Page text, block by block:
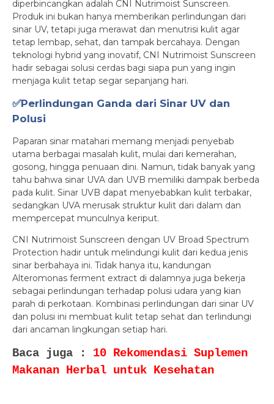
diperbincangkan adalah CNI Nutrimoist Sunscreen.
Produk ini bukan hanya memberikan perlindungan dari
sinar UV, tetapi juga merawat dan menutrisi kulit agar
tetap lembap, sehat, dan tampak bercahaya. Dengan
teknologi hybrid yang inovatif, CNI Nutrimoist Sunscreen
hadir sebagai solusi cerdas bagi siapa pun yang ingin
menjaga kulit tetap segar sepanjang hari.
✅Perlindungan Ganda dari Sinar UV dan
Polusi
Paparan sinar matahari memang menjadi penyebab
utama berbagai masalah kulit, mulai dari kemerahan,
gosong, hingga penuaan dini. Namun, tidak banyak yang
tahu bahwa sinar UVA dan UVB memiliki dampak berbeda
pada kulit. Sinar UVB dapat menyebabkan kulit terbakar,
sedangkan UVA merusak struktur kulit dari dalam dan
mempercepat munculnya keriput.
CNI Nutrimoist Sunscreen dengan UV Broad Spectrum
Protection hadir untuk melindungi kulit dari kedua jenis
sinar berbahaya ini. Tidak hanya itu, kandungan
Alteromonas ferment extract di dalamnya juga bekerja
sebagai perlindungan terhadap polusi udara yang kian
parah di perkotaan. Kombinasi perlindungan dari sinar UV
dan polusi ini membuat kulit tetap sehat dan terlindungi
dari ancaman lingkungan setiap hari.
Baca juga : 10 Rekomendasi Suplemen
Makanan Herbal untuk Kesehatan